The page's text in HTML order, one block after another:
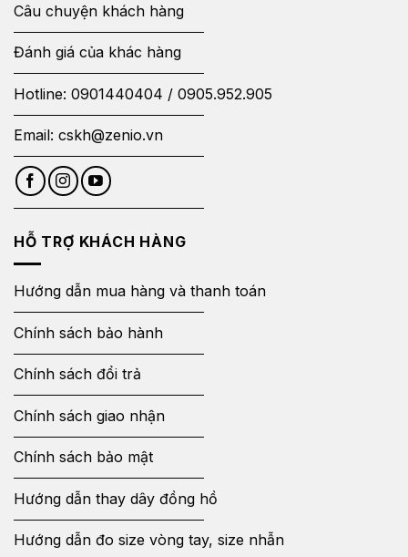
Câu chuyện khách hàng
Đánh giá của khác hàng
Hotline: 0901440404 / 0905.952.905
Email: cskh@zenio.vn
HỖ TRỢ KHÁCH HÀNG
Hướng dẫn mua hàng và thanh toán
Chính sách bảo hành
Chính sách đổi trả
Chính sách giao nhận
Chính sách bảo mật
Hướng dẫn thay dây đồng hồ
Hướng dẫn đo size vòng tay, size nhẫn